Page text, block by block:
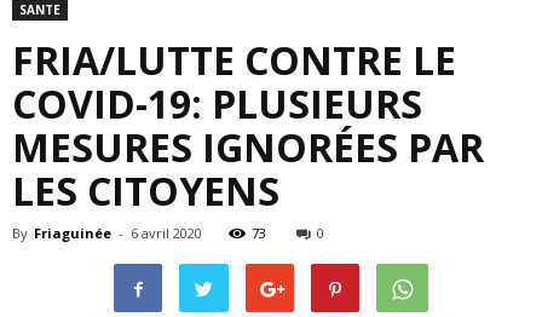
SANTE
FRIA/LUTTE CONTRE LE
COVID-19: PLUSIEURS
MESURES IGNORÉES PAR
LES CITOYENS
By Friaguinée - 6 avril 2020 73 0